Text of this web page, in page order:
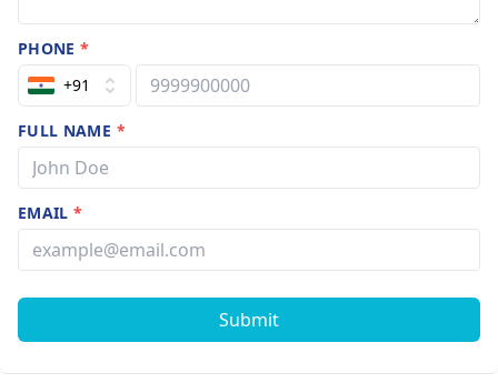
PHONE*
+91
FULL NAME *
EMAIL*
Submit